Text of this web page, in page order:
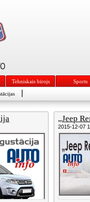
Tehniskais birojs Sports
„Jeep
2015-12-07